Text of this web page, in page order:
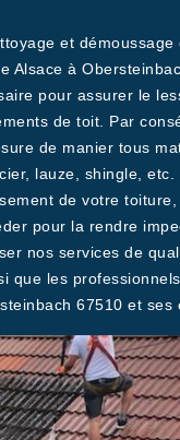
et démoussage
Alsace à
pour assurer le
de toit. Par
de manier tous
lauze, shingle, etc.
de votre
pour la rendre
nos services de
que les
67510 et ses